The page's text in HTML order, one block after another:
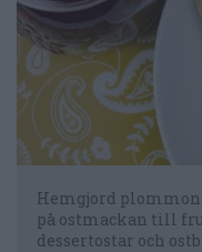
Hemgjord
på ostmackan till
dessertostar och